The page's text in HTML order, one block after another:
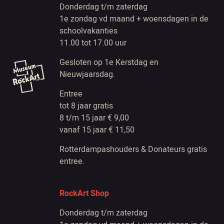
Donderdag t/m zaterdag
1e zondag vd maand + woensdagen in de
schoolvakanties
11.00 tot 17.00 uur
Gesloten op 1e Kerstdag en
Nieuwjaarsdag.
Entree
tot 8 jaar gratis
8 t/m 15 jaar € 9,00
vanaf 15 jaar € 11,50
Rotterdampashouders & Donateurs gratis
entree.
RockArt Shop
Donderdag t/m zaterdag